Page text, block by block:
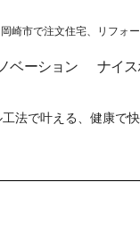
崎市で注文住宅、リフォ
ベーション ナイ
で叶える、健康で快